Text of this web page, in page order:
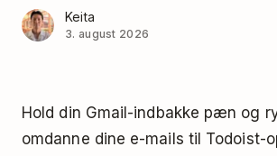
Keita
3. august 2026
Hold din Gmail-indbakke pæn og
omdanne dine e-mails til Todoist-